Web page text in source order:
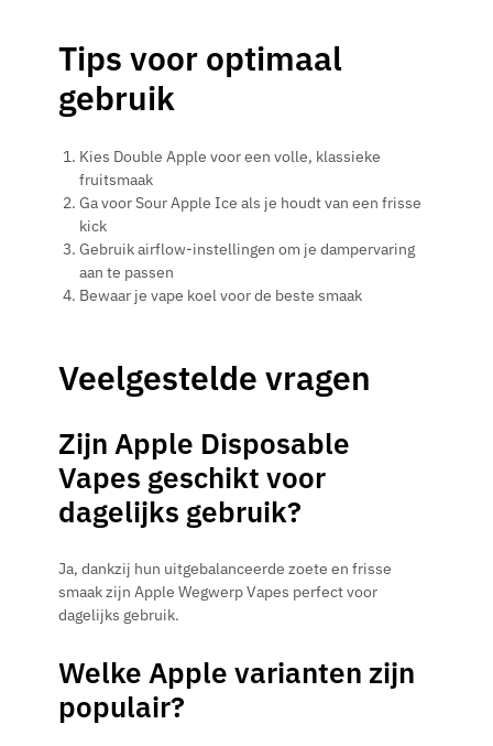
Tips voor optimaal
gebruik
Kies Double Apple voor een volle, klassieke
fruitsmaak
Ga voor Sour Apple Ice als je houdt van een frisse
kick
Gebruik airflow-instellingen om je dampervaring
aan te passen
Bewaar je vape koel voor de beste smaak
Veelgestelde vragen
Zijn Apple Disposable
Vapes geschikt voor
dagelijks gebruik?
Ja, dankzij hun uitgebalanceerde zoete en frisse
smaak zijn Apple Wegwerp Vapes perfect voor
dagelijks gebruik.
Welke Apple varianten zijn
populair?